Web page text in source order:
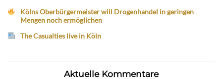
Kölns Oberbürgermeister will Drogenhandel in geringen
Mengen noch ermöglichen
The Casualties live in Köln
Aktuelle Kommentare